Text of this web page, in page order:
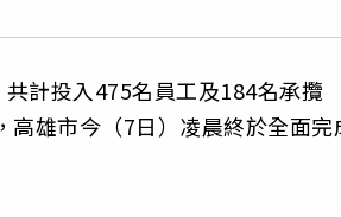
計投入475名員工及184名承攬
高雄市今（7日）凌晨終於全面完